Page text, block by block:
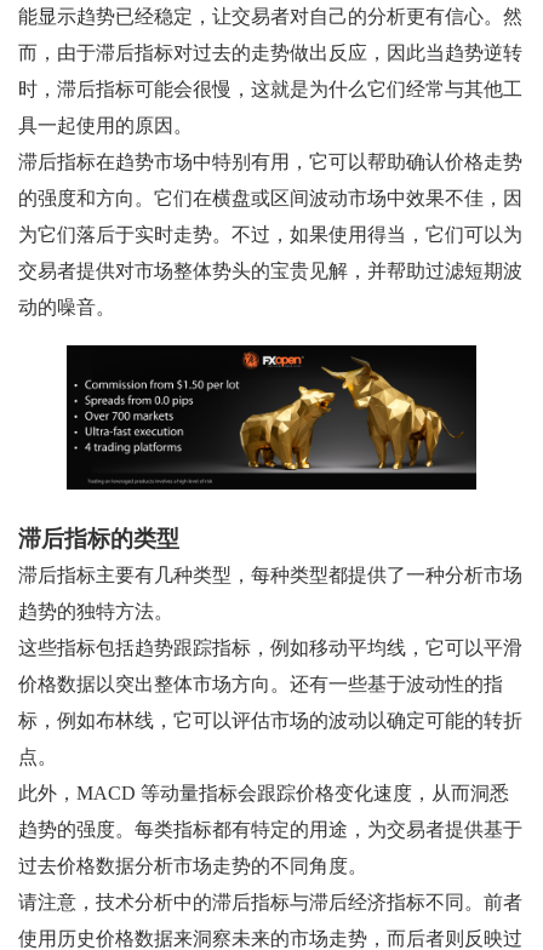
能显示趋势已经稳定，让交易者对自己的分析更有信心。然
而，由于滞后指标对过去的走势做出反应，因此当趋势逆转
时，滞后指标可能会很慢，这就是为什么它们经常与其他工
具一起使用的原因。
滞后指标在趋势市场中特别有用，它可以帮助确认价格走势
的强度和方向。它们在横盘或区间波动市场中效果不佳，因
为它们落后于实时走势。不过，如果使用得当，它们可以为
交易者提供对市场整体势头的宝贵见解，并帮助过滤短期波
动的噪音。
滞后指标的类型
滞后指标主要有几种类型，每种类型都提供了一种分析市场
趋势的独特方法。
这些指标包括趋势跟踪指标，例如移动平均线，它可以平滑
价格数据以突出整体市场方向。还有一些基于波动性的指
标，例如布林线，它可以评估市场的波动以确定可能的转折
点。
此外，MACD 等动量指标会跟踪价格变化速度，从而洞悉
趋势的强度。每类指标都有特定的用途，为交易者提供基于
过去价格数据分析市场走势的不同角度。
请注意，技术分析中的滞后指标与滞后经济指标不同。前者
使用历史价格数据来洞察未来的市场走势，而后者则反映过